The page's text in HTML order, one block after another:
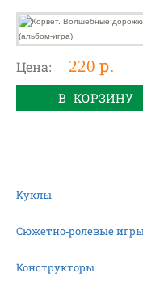
Цена: 220 р.
В КОРЗИНУ
Куклы
Сюжетно-ролевые
Конструкторы